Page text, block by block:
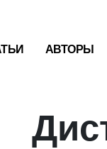
АВТОРЫ